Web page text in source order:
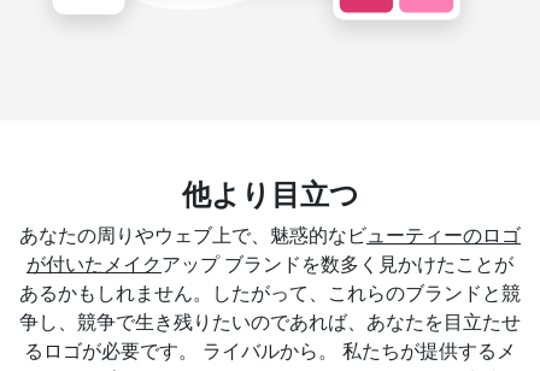
他より目立つ
あなたの周りやウェブ上で、魅惑的なビ ューティーのロゴ
が付いたメイク アップ ブランドを数多く見かけたことが
あるかもしれません。したがって、これらのブランドと競
争し、競争で生き残りたいのであれば、あなたを目立たせ
るロゴが必要です。 ライバルから。 私たちが提供するメ